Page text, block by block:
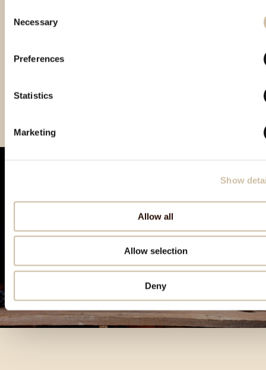
Selection
Necessary
Preferences
Statistics
Marketing
Show
Allow all
Allow selection
Deny
Vinistra 2022 – Gold